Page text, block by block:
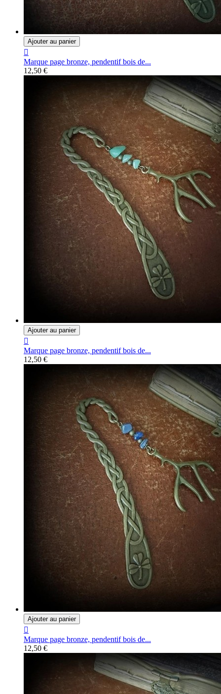
Ajouter au panier

Marque page bronze, pendentif bois de...
12,50 €
Ajouter au panier

Marque page bronze, pendentif bois de...
12,50 €
Ajouter au panier

Marque page bronze, pendentif bois de...
12,50 €